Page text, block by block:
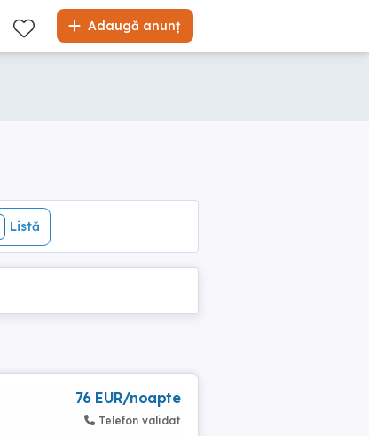
Adaugă anunț
Listă
Listă
76 EUR/noapte
Telefon validat